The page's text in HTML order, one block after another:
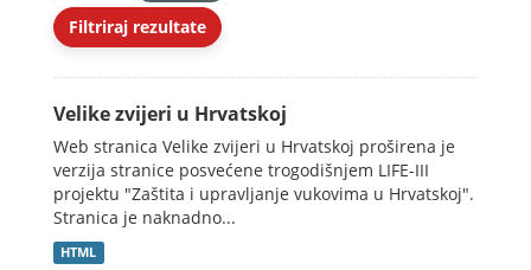
Filtriraj rezultate
Velike zvijeri u Hrvatskoj
Web stranica Velike zvijeri u Hrvatskoj proširena je
verzija stranice posvećene trogodišnjem LIFE-III
projektu "Zaštita i upravljanje vukovima u Hrvatskoj".
Stranica je naknadno...
HTML